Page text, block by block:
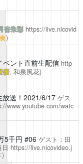
杏朱彩 https://live.nicovid
)
ベント直前生配信 http
優, 和泉風花)
放送！2021/6/17 ゲス
www.youtube.com/watc
5千円 #06 ゲスト：田
https://live.nicovideo.j
)